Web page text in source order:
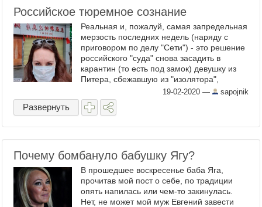
Российское тюремное сознание
Реальная и, пожалуй, самая запредельная
мерзость последних недель (наряду с
приговором по делу "Сети") - это решение
российского "суда" снова засадить в
карантин (то есть под замок) девушку из
Питера, сбежавшую из "изолятора",
сломав там электронный замок. Там как
было дело? Девушка в ...
19-02-2020 — sapojnik
Развернуть
Почему бомбануло бабушку Ягу?
В прошедшее воскресенье баба Яга,
прочитав мой пост о себе, по традиции
опять напилась или чем-то закинулась.
Нет, не может мой муж Евгений завести